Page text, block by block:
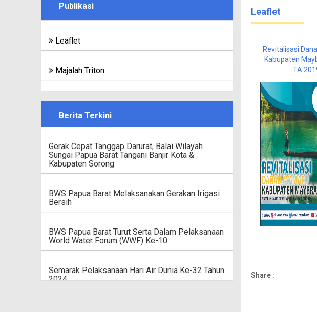
Publikasi
Leaflet
Majalah Triton
Berita Terkini
Gerak Cepat Tanggap Darurat, Balai Wilayah
Sungai Papua Barat Tangani Banjir Kota &
Kabupaten Sorong
BWS Papua Barat Melaksanakan Gerakan Irigasi
Bersih
BWS Papua Barat Turut Serta Dalam Pelaksanaan
World Water Forum (WWF) Ke-10
Semarak Pelaksanaan Hari Air Dunia Ke-32 Tahun
2024
Leaflet
Revitalisasi
Kabupaten
Share :